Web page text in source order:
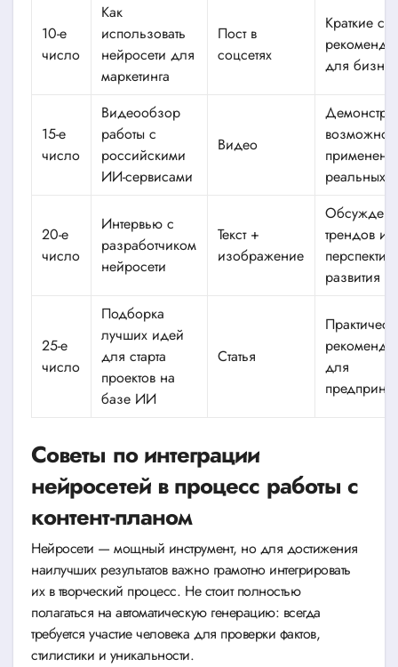
10-е
число
Как
использовать
нейросети для
маркетинга
Пост в
соцсетях
Краткие
для
15-е
число
Видеообзор
работы с
российскими
ИИ-сервисами
Видео
реальных
20-е
число
Интервью с
разработчиком
нейросети
Текст +
изображение
трендов и
перспектив
развития
25-е
число
Подборка
лучших идей
для старта
проектов на
базе ИИ
Статья
для
Советы по интеграции
нейросетей в процесс работы с
контент-планом
Нейросети — мощный инструмент, но для достижения
наилучших результатов важно грамотно интегрировать
их в творческий процесс. Не стоит полностью
полагаться на автоматическую генерацию: всегда
требуется участие человека для проверки фактов,
стилистики и уникальности.